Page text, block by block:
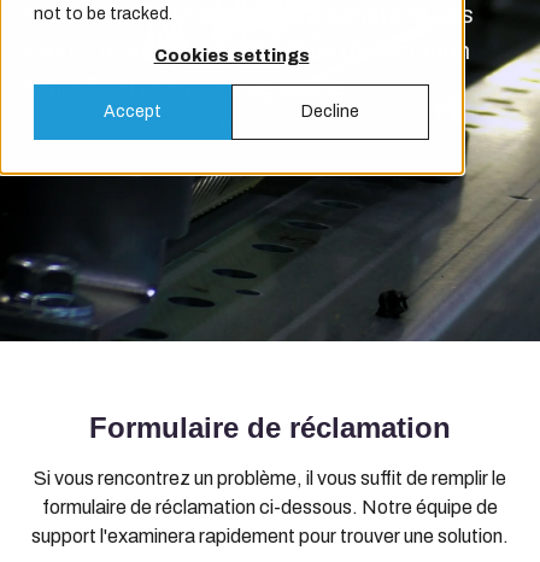
not to be tracked.
Cookies settings
Accept Decline
Champion Door s'engage à satisfaire ses
clients avec un processus de réclamation
simplifié et une réponse rapide.
Formulaire de réclamation
Si vous rencontrez un problème, il vous suffit de remplir le
formulaire de réclamation ci-dessous. Notre équipe de
support l'examinera rapidement pour trouver une solution.